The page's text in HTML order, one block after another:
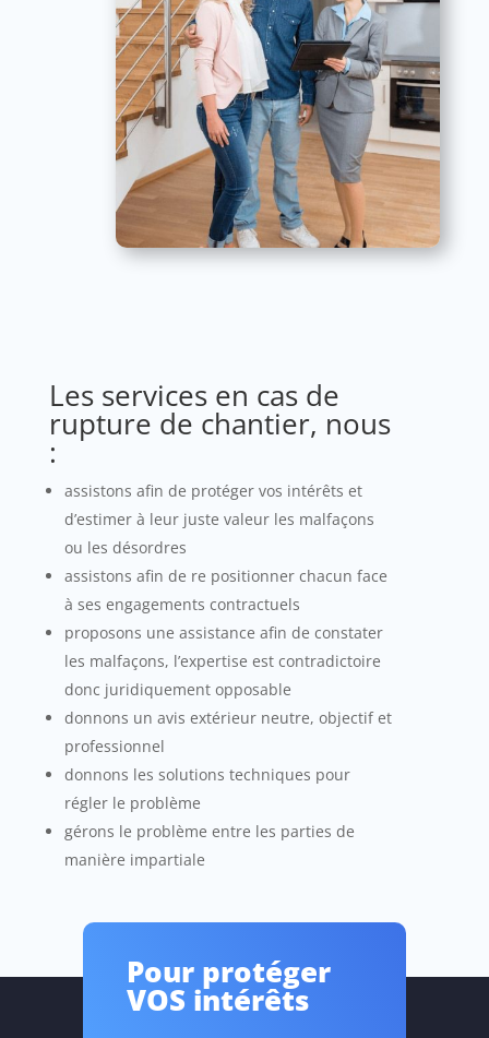
Les services en cas de
rupture de chantier, nous
:
assistons afin de protéger vos intérêts et
d’estimer à leur juste valeur les malfaçons
ou les désordres
assistons afin de re positionner chacun face
à ses engagements contractuels
proposons une assistance afin de constater
les malfaçons, l’expertise est contradictoire
donc juridiquement opposable
donnons un avis extérieur neutre, objectif et
professionnel
donnons les solutions techniques pour
régler le problème
gérons le problème entre les parties de
manière impartiale
Pour protéger
VOS intérêts